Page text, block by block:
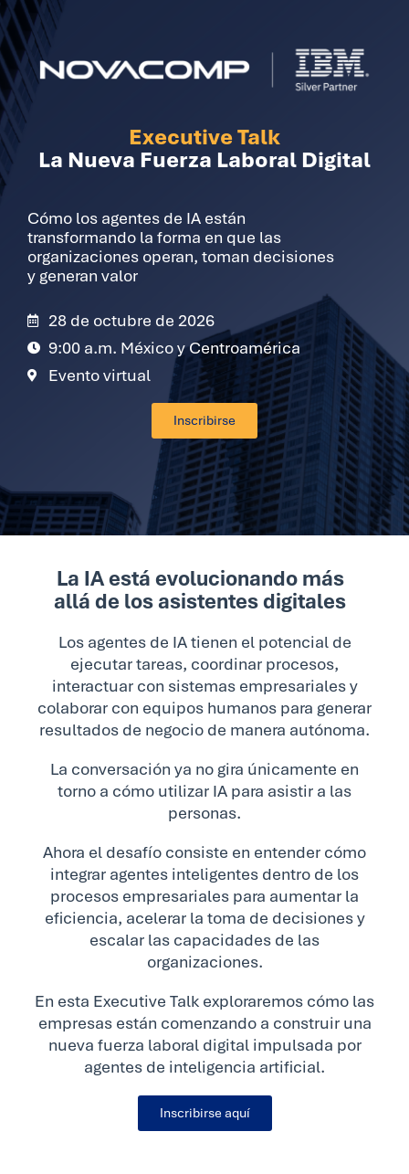
Executive Talk
La Nueva Fuerza Laboral Digital
Cómo los agentes de IA están
transformando la forma en que las
organizaciones operan, toman decisiones
y generan valor
28 de octubre de 2026
9:00 a.m. México y Centroamérica
Evento virtual
Inscribirse
La IA está evolucionando más
allá de los asistentes digitales
Los agentes de IA tienen el potencial de
ejecutar tareas, coordinar procesos,
interactuar con sistemas empresariales y
colaborar con equipos humanos para generar
resultados de negocio de manera autónoma.
La conversación ya no gira únicamente en
torno a cómo utilizar IA para asistir a las
personas.
Ahora el desafío consiste en entender cómo
integrar agentes inteligentes dentro de los
procesos empresariales para aumentar la
eficiencia, acelerar la toma de decisiones y
escalar las capacidades de las
organizaciones.
En esta Executive Talk exploraremos cómo las
empresas están comenzando a construir una
nueva fuerza laboral digital impulsada por
agentes de inteligencia artificial.
Inscribirse aquí